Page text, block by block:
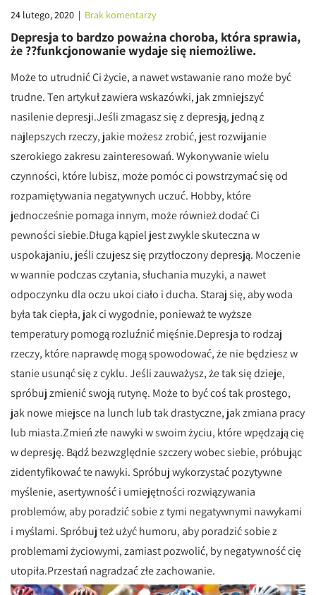
24 lutego, 2020 | Brak komentarzy
Depresja to bardzo poważna choroba, która sprawia,
że ??funkcjonowanie wydaje się niemożliwe.
Może to utrudnić Ci życie, a nawet wstawanie rano może być
trudne. Ten artykuł zawiera wskazówki, jak zmniejszyć
nasilenie depresji.Jeśli zmagasz się z depresją, jedną z
najlepszych rzeczy, jakie możesz zrobić, jest rozwijanie
szerokiego zakresu zainteresowań. Wykonywanie wielu
czynności, które lubisz, może pomóc ci powstrzymać się od
rozpamiętywania negatywnych uczuć. Hobby, które
jednocześnie pomaga innym, może również dodać Ci
pewności siebie.Długa kąpiel jest zwykle skuteczna w
uspokajaniu, jeśli czujesz się przytłoczony depresją. Moczenie
w wannie podczas czytania, słuchania muzyki, a nawet
odpoczynku dla oczu ukoi ciało i ducha. Staraj się, aby woda
była tak ciepła, jak ci wygodnie, ponieważ te wyższe
temperatury pomogą rozluźnić mięśnie.Depresja to rodzaj
rzeczy, które naprawdę mogą spowodować, że nie będziesz w
stanie usunąć się z cyklu. Jeśli zauważysz, że tak się dzieje,
spróbuj zmienić swoją rutynę. Może to być coś tak prostego,
jak nowe miejsce na lunch lub tak drastyczne, jak zmiana pracy
lub miasta.Zmień złe nawyki w swoim życiu, które wpędzają cię
w depresję. Bądź bezwzględnie szczery wobec siebie, próbując
zidentyfikować te nawyki. Spróbuj wykorzystać pozytywne
myślenie, asertywność i umiejętności rozwiązywania
problemów, aby poradzić sobie z tymi negatywnymi nawykami
i myślami. Spróbuj też użyć humoru, aby poradzić sobie z
problemami życiowymi, zamiast pozwolić, by negatywność cię
utopiła.Przestań nagradzać złe zachowanie.